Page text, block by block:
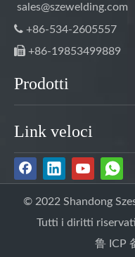
sales@szewelding.com
 +86-534-2605557
 +86-19853499889
Prodotti
Link veloci
© 2022 Shandong
Tutti i diritti
鲁 ICP